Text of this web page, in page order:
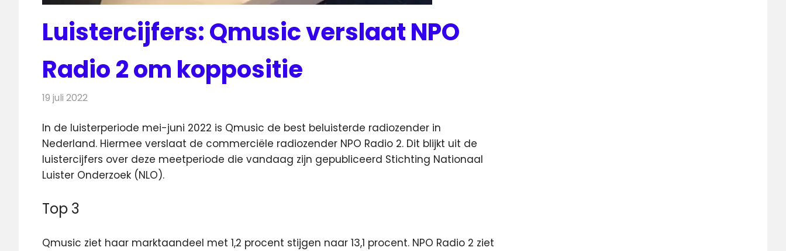
Luistercijfers: Qmusic verslaat NPO
Radio 2 om koppositie
19 juli 2022
In de luisterperiode mei-juni 2022 is Qmusic de best beluisterde radiozender in
Nederland. Hiermee verslaat de commerciële radiozender NPO Radio 2. Dit blijkt uit de
luistercijfers over deze meetperiode die vandaag zijn gepubliceerd Stichting Nationaal
Luister Onderzoek (NLO).
Top 3
Qmusic ziet haar marktaandeel met 1,2 procent stijgen naar 13,1 procent. NPO Radio 2 ziet